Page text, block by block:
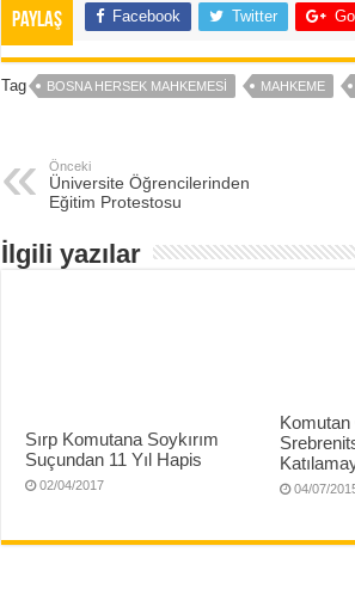
Paylaş Facebook Twitter
Tag BOSNA HERSEK MAHKEMESI MAHKEME
Önceki
Üniversite Öğrencilerinden
Eğitim Protestosu
İlgili yazılar
Sırp Komutana Soykırım
Suçundan 11 Yıl Hapis
02/04/2017
Komutan
04/07/